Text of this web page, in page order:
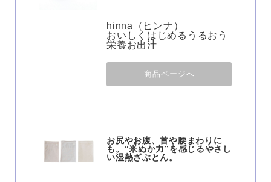
hinna（ヒンナ）
おいしくはじめるうるおう
栄養お出汁
商品ページへ
お尻やお腹、首や腰まわりに
も。“米ぬか力”を感じるやさし
い湿熱ざぶとん。